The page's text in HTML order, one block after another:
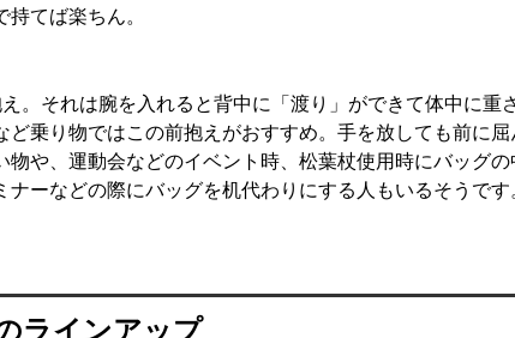
てば楽ちん。
。それは腕を入れると背中に「渡り」ができて体中に重
乗り物ではこの前抱えがおすすめ。手を放しても前に屈
や、運動会などのイベント時、松葉杖使用時にバッグの
ーなどの際にバッグを机代わりにする人もいるそうです
ラインアップ